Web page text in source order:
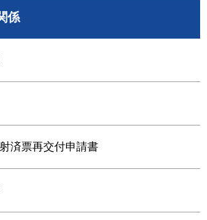
係
済票再交付申請書